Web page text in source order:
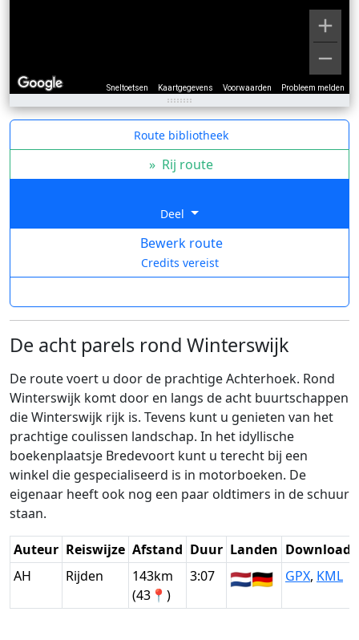
Sneltoetsen Kaartgegevens Voorwaarden Probleem melden
Route bibliotheek
» Rij route
Deel
Bewerk route
Credits vereist
De acht parels rond Winterswijk
De route voert u door de prachtige Achterhoek. Rond
Winterswijk komt door en langs de acht buurtschappen
die Winterswijk rijk is. Tevens kunt u genieten van het
prachtige coulissen landschap. In het idyllische
boekenplaatsje Bredevoort kunt u terecht bij een
winkel die gespecialiseerd is in motorboeken. De
eigenaar heeft ook nog een paar oldtimers in de schuur
staan.
Auteur Reiswijze Afstand Duur Landen Download
AH
Rijden
143km
(43📍)
3:07 🇳🇱🇩🇪 GPX, KML